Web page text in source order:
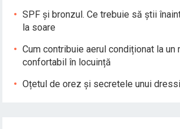
SPF și bronzul. Ce trebuie să știi
la soare
Cum contribuie aerul condiționat la un
confortabil în locuință
Oțetul de orez și secretele unui